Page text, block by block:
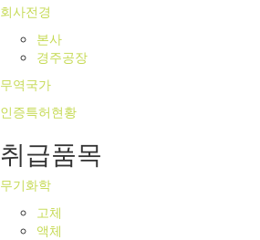
회사전경
본사
경주공장
무역국가
인증특허현황
취급품목
무기화학
고체
액체